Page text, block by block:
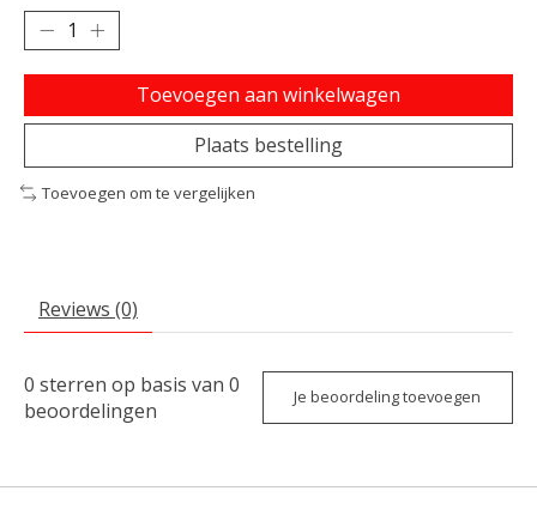
Toevoegen aan winkelwagen
Plaats bestelling
Toevoegen om te vergelijken
Reviews (0)
0 sterren op basis van 0
beoordelingen
Je beoordeling toevoegen